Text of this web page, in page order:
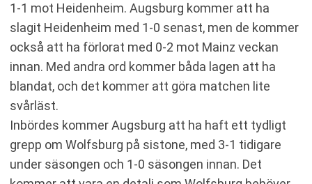
1-1 mot Heidenheim. Augsburg kommer att ha
slagit Heidenheim med 1-0 senast, men de kommer
också att ha förlorat med 0-2 mot Mainz veckan
innan. Med andra ord kommer båda lagen att ha
blandat, och det kommer att göra matchen lite
svårläst.
Inbördes kommer Augsburg att ha haft ett tydligt
grepp om Wolfsburg på sistone, med 3-1 tidigare
under säsongen och 1-0 säsongen innan. Det